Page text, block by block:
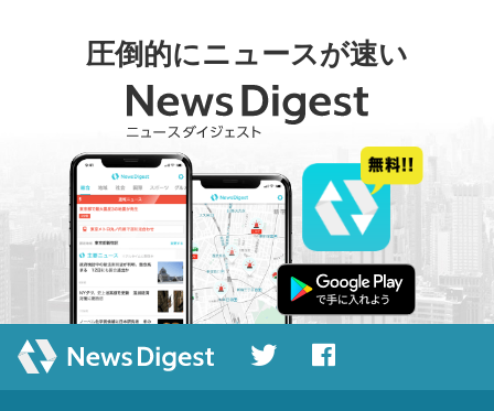
圧倒的にニュースが速い